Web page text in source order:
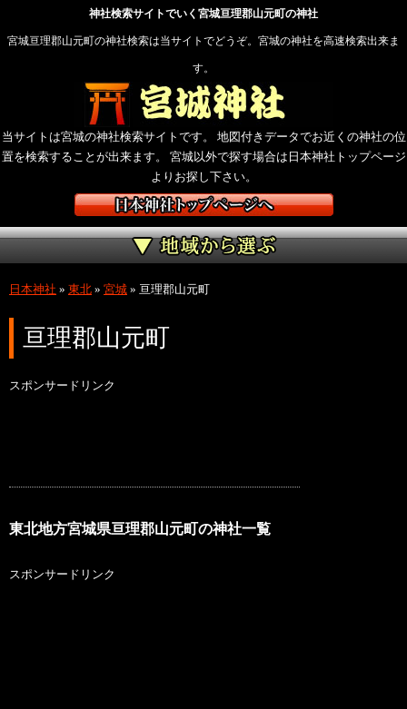
神社検索サイトでいく宮城亘理郡山元町の神社
宮城亘理郡山元町の神社検索は当サイトでどうぞ。宮城の神社を高速検索出来ま
す。
当サイトは宮城の神社検索サイトです。 地図付きデータでお近くの神社の位
置を検索することが出来ます。 宮城以外で探す場合は日本神社トップページ
よりお探し下さい。
日本神社 » 東北 » 宮城 » 亘理郡山元町
亘理郡山元町
スポンサードリンク
東北地方宮城県亘理郡山元町の神社一覧
スポンサードリンク